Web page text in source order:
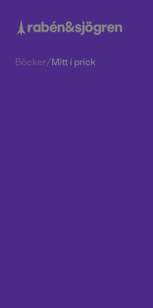
Böcker/Mitt i prick